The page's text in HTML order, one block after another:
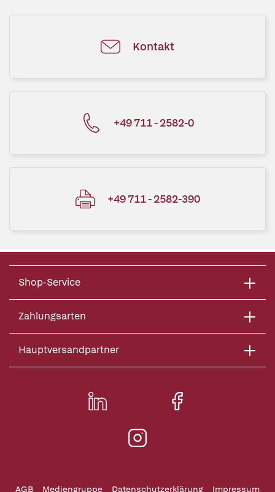
Kontakt
+49 711 - 2582-0
+49 711 - 2582-390
Shop-Service
Zahlungsarten
Hauptversandpartner
AGB Mediengruppe Datenschutzerklärung Impressum